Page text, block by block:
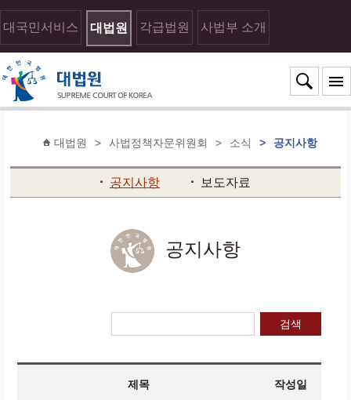
대국민서비스 대법원 각급법원 사법부 소개
대법원 > 사법정책자문위원회 > 소식 > 공지사항
공지사항 보도자료
공지사항
검색
제목 작성일